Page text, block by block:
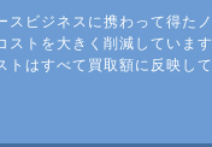
スビジネスに携わって得た
ストを大きく削減していま
トはすべて買取額に反映して